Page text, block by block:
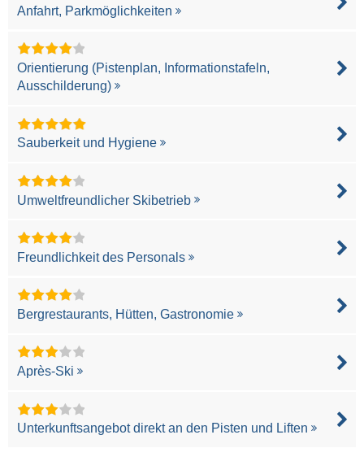
Anfahrt, Parkmöglichkeiten
Orientierung (Pistenplan, Informationstafeln,
Ausschilderung)
Sauberkeit und Hygiene
Umweltfreundlicher Skibetrieb
Freundlichkeit des Personals
Bergrestaurants, Hütten, Gastronomie
Après-Ski
Unterkunftsangebot direkt an den Pisten und Liften